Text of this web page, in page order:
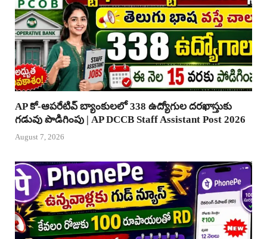
AP కో-ఆపరేటివ్ బ్యాంకులలో 338 ఉద్యోగుల దరఖాస్తుకు
గడువు పొడిగింపు | AP DCCB Staff Assistant Post 2026
August 7, 2026